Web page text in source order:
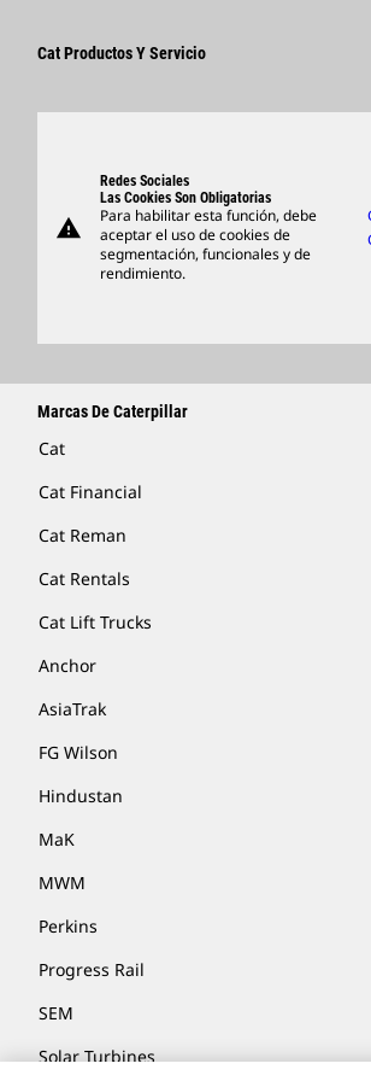
Innovación
Proveedores
Cat Productos Y Servicio
Support
Artículos
Encontrar Un Distribuidor
warning
Redes Sociales
Las Cookies Son Obligatorias
Para habilitar esta función, debe
aceptar el uso de cookies de
segmentación, funcionales y de
rendimiento.
Marcas De Caterpillar
Cat
Cat Financial
Cat Reman
Cat Rentals
Cat Lift Trucks
Anchor
AsiaTrak
FG Wilson
Hindustan
MaK
MWM
Perkins
Progress Rail
SEM
Solar Turbines